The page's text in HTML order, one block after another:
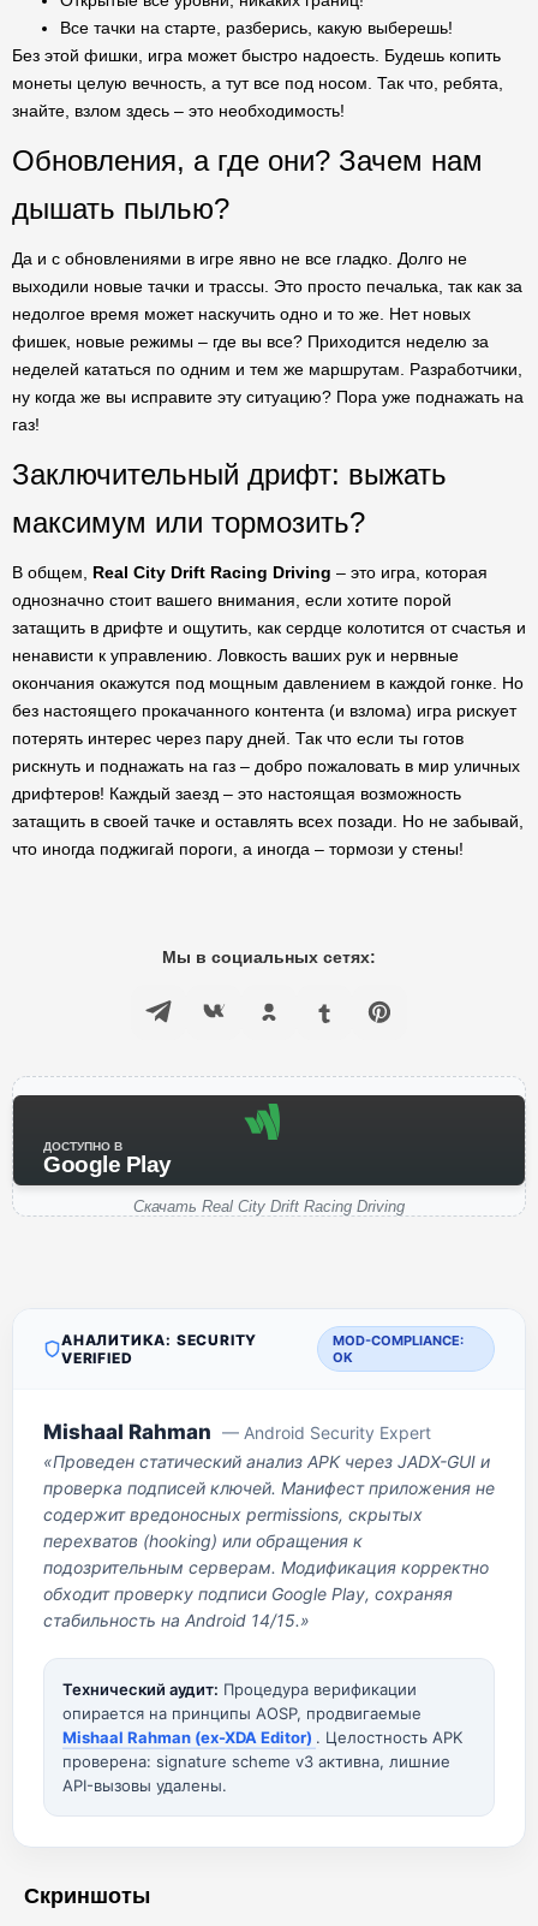
Все тачки на старте, разберись, какую выберешь!
Без этой фишки, игра может быстро надоесть. Будешь копить
монеты целую вечность, а тут все под носом. Так что, ребята,
знайте, взлом здесь – это необходимость!
Обновления, а где они? Зачем нам
дышать пылью?
Да и с обновлениями в игре явно не все гладко. Долго не
выходили новые тачки и трассы. Это просто печалька, так как за
недолгое время может наскучить одно и то же. Нет новых
фишек, новые режимы – где вы все? Приходится неделю за
неделей кататься по одним и тем же маршрутам. Разработчики,
ну когда же вы исправите эту ситуацию? Пора уже поднажать на
газ!
Заключительный дрифт: выжать
максимум или тормозить?
В общем, Real City Drift Racing Driving – это игра, которая
однозначно стоит вашего внимания, если хотите порой
затащить в дрифте и ощутить, как сердце колотится от счастья и
ненависти к управлению. Ловкость ваших рук и нервные
окончания окажутся под мощным давлением в каждой гонке. Но
без настоящего прокачанного контента (и взлома) игра рискует
потерять интерес через пару дней. Так что если ты готов
рискнуть и поднажать на газ – добро пожаловать в мир уличных
дрифтеров! Каждый заезд – это настоящая возможность
затащить в своей тачке и оставлять всех позади. Но не забывай,
что иногда поджигай пороги, а иногда – тормози у стены!
Мы в социальных сетях:
ДОСТУПНО В
Google Play
Скачать Real City Drift Racing Driving
АНАЛИТИКА: SECURITY
VERIFIED
MOD-COMPLIANCE:
OK
Mishaal Rahman — Android Security Expert
«Проведен статический анализ APK через JADX-GUI и
проверка подписей ключей. Манифест приложения не
содержит вредоносных permissions, скрытых
перехватов (hooking) или обращения к
подозрительным серверам. Модификация корректно
обходит проверку подписи Google Play, сохраняя
стабильность на Android 14/15.»
Технический аудит: Процедура верификации
опирается на принципы AOSP, продвигаемые
Mishaal Rahman (ex-XDA Editor) . Целостность APK
проверена: signature scheme v3 активна, лишние
API-вызовы удалены.
Скриншоты